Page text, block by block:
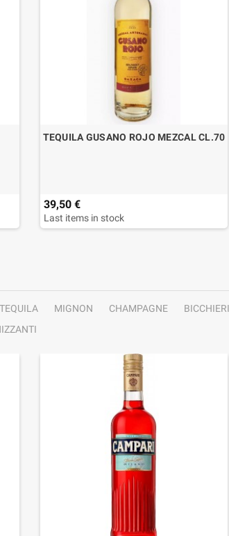
TEQUILA GUSANO ROJO MEZCAL CL.70
39,50 €
Last items in stock
TEQUILA MIGNON CHAMPAGNE BICCHIERI